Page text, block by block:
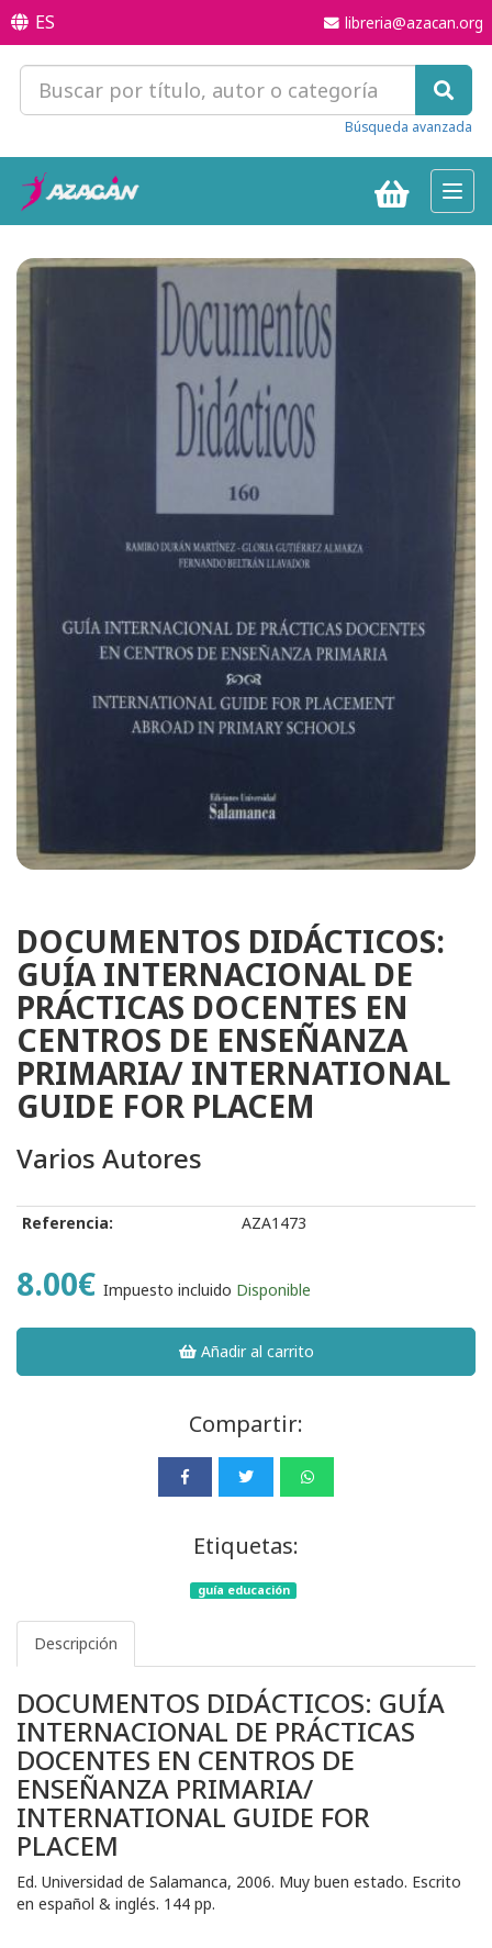
ES libreria@azacan.org
Búsqueda avanzada
DOCUMENTOS DIDÁCTICOS:
GUÍA INTERNACIONAL DE
PRÁCTICAS DOCENTES EN
CENTROS DE ENSEÑANZA
PRIMARIA/ INTERNATIONAL
GUIDE FOR PLACEM
Varios Autores
Referencia: AZA1473
8.00€ Impuesto incluido Disponible
Añadir al carrito
Compartir:
Etiquetas:
guía educación
Descripción
DOCUMENTOS DIDÁCTICOS: GUÍA
INTERNACIONAL DE PRÁCTICAS
DOCENTES EN CENTROS DE
ENSEÑANZA PRIMARIA/
INTERNATIONAL GUIDE FOR
PLACEM
Ed. Universidad de Salamanca, 2006. Muy buen estado. Escrito
en español & inglés. 144 pp.